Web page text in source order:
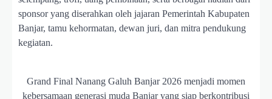
sponsor yang diserahkan oleh jajaran Pemerintah Kabupaten
Banjar, tamu kehormatan, dewan juri, dan mitra pendukung
kegiatan.
Grand Final Nanang Galuh Banjar 2026 menjadi momen
kebersamaan generasi muda Banjar yang siap berkontribusi